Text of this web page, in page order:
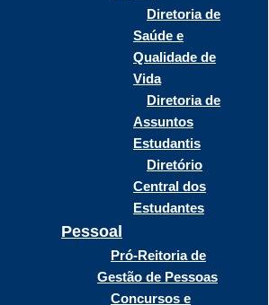
Diretoria de
Saúde e
Qualidade de
Vida
Diretoria de
Assuntos
Estudantis
Diretório
Central dos
Estudantes
Pessoal
Pró-Reitoria de
Gestão de Pessoas
Concursos e